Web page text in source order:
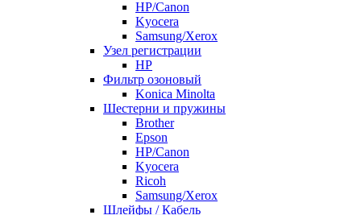
HP/Canon
Kyocera
Samsung/Xerox
Узел регистрации
HP
Фильтр озоновый
Konica Minolta
Шестерни и пружины
Brother
Epson
HP/Canon
Kyocera
Ricoh
Samsung/Xerox
Шлейфы / Кабель